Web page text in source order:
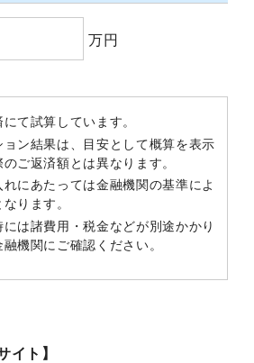
万円
にて試算しています。
ョン結果は、目安として概算を表示
ご返済額とは異なります。
れにあたっては金融機関の基準によ
ります。
には諸費用・税金などが別途かかり
機関にご確認ください。
イト】